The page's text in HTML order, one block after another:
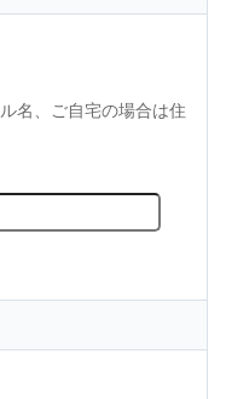
名、ご自宅の場合は住